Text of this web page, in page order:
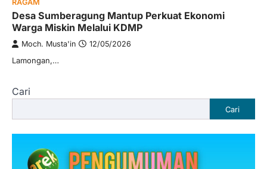
RAGAM
Desa Sumberagung Mantup Perkuat Ekonomi
Warga Miskin Melalui KDMP
Moch. Musta'in 12/05/2026
Lamongan,…
Cari
Cari